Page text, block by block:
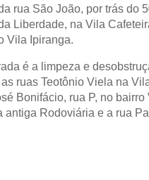
rua São João, por trás do
Liberdade, na Vila
Vila Ipiranga.
é a limpeza e
ruas Teotônio Viela na
Bonifácio, rua P, no
Rodoviária e a rua